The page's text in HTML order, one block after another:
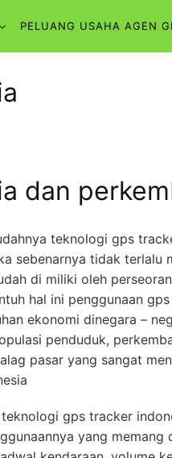
PELUANG USAHA AGEN
dan
teknologi gps
sebenarnya tidak terlalu
di miliki oleh
hal ini penggunaan
ekonomi dinegara –
penduduk,
pasar yang sangat
gps tracker
yang